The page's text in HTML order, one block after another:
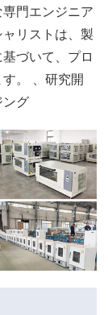
門エンジニア
リストは、製
づいて、プロ
。 、研究開
グ